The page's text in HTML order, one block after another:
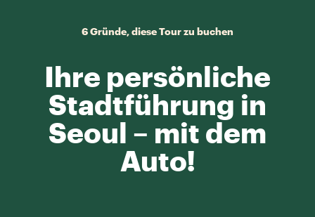
6 Gründe, diese Tour zu buchen
Ihre persönliche
Stadtführung in
Seoul – mit dem
Auto!